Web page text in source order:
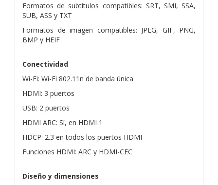
Formatos de subtítulos compatibles: SRT, SMI, SSA,
SUB, ASS y TXT
Formatos de imagen compatibles: JPEG, GIF, PNG,
BMP y HEIF
Conectividad
Wi-Fi: Wi-Fi 802.11n de banda única
HDMI: 3 puertos
USB: 2 puertos
HDMI ARC: Sí, en HDMI 1
HDCP: 2.3 en todos los puertos HDMI
Funciones HDMI: ARC y HDMI-CEC
Diseño y dimensiones